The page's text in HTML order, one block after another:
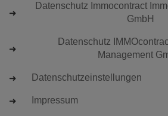
Datenschutz Immocontract
GmbH
Datenschutz
Management
Datenschutzeinstellungen
Impressum